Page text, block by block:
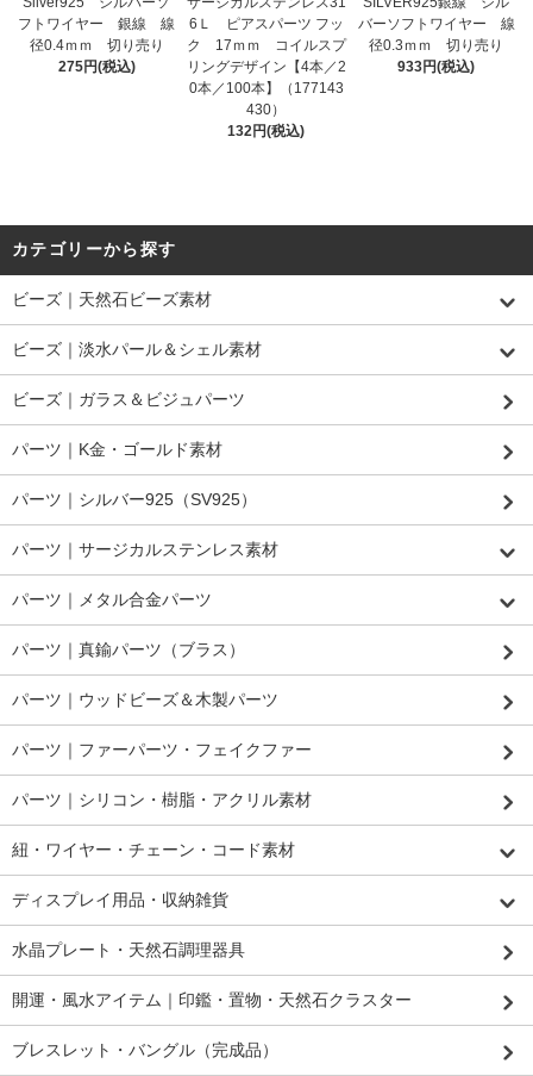
フトワイヤー 銀線 線
径0.4ｍｍ 切り売り
275円(税込)
6Ｌ ピアスパーツ フッ
ク 17ｍｍ コイルスプ
リングデザイン【4本／2
0本／100本】（177143
430）
132円(税込)
バーソフトワイヤー 線
径0.3ｍｍ 切り売り
933円(税込)
カテゴリーから探す
ビーズ｜天然石ビーズ素材
ビーズ｜淡水パール＆シェル素材
ビーズ｜ガラス＆ビジュパーツ
パーツ｜K金・ゴールド素材
パーツ｜シルバー925（SV925）
パーツ｜サージカルステンレス素材
パーツ｜メタル合金パーツ
パーツ｜真鍮パーツ（ブラス）
パーツ｜ウッドビーズ＆木製パーツ
パーツ｜ファーパーツ・フェイクファー
パーツ｜シリコン・樹脂・アクリル素材
紐・ワイヤー・チェーン・コード素材
ディスプレイ用品・収納雑貨
水晶プレート・天然石調理器具
開運・風水アイテム｜印鑑・置物・天然石クラスター
ブレスレット・バングル（完成品）